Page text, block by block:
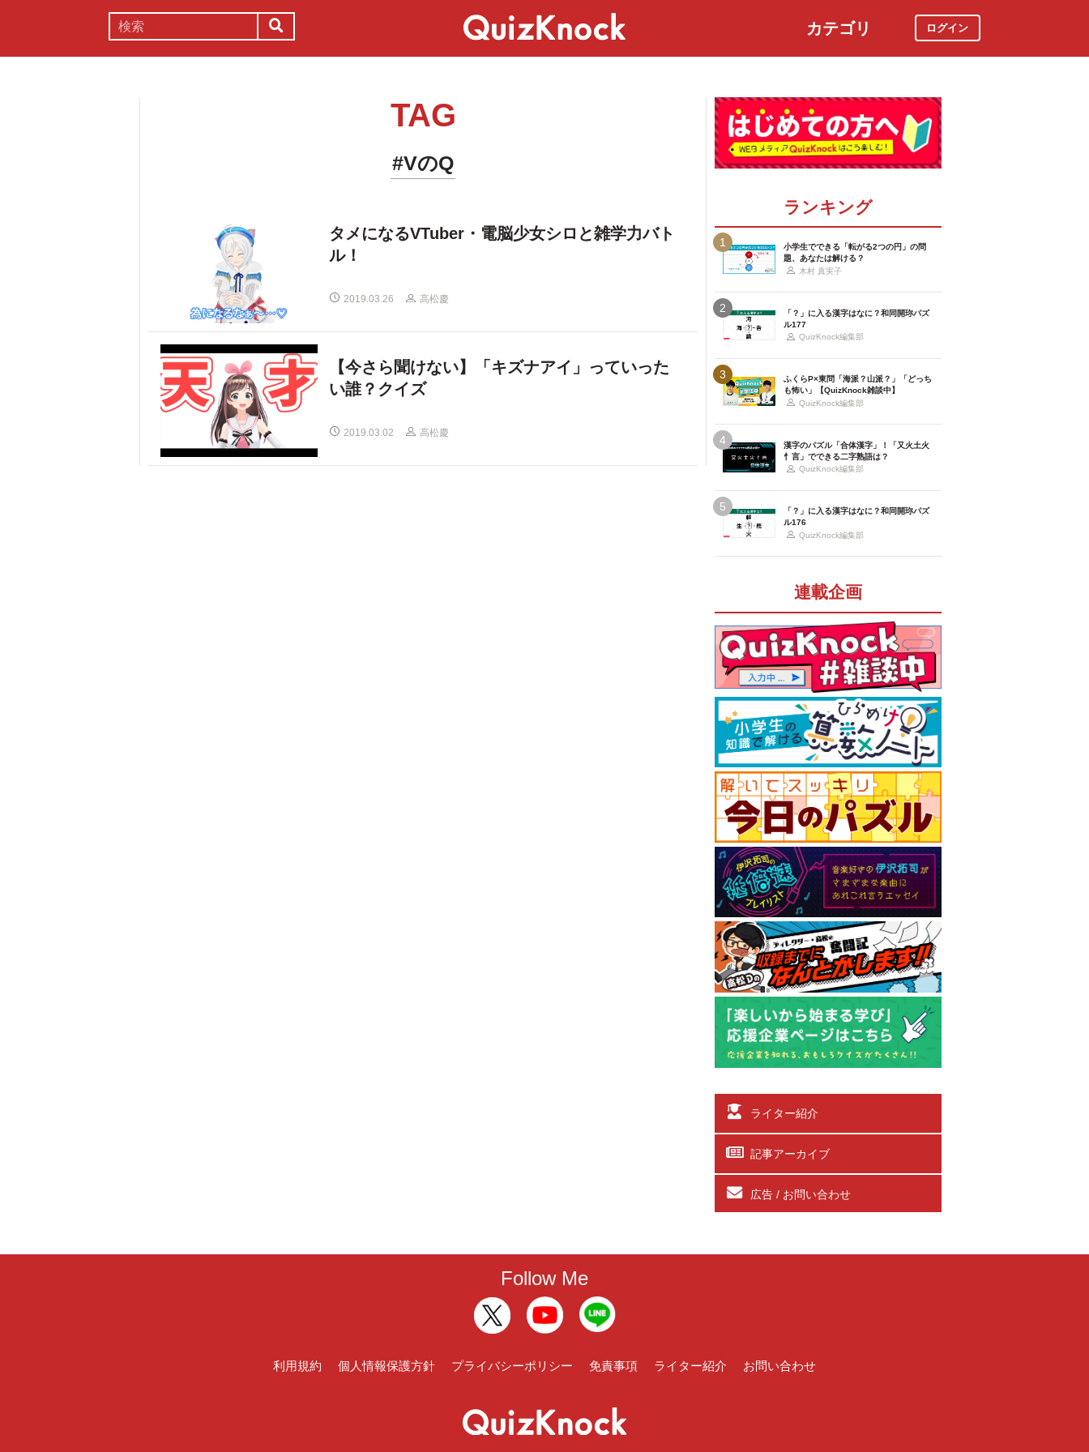
カテゴリ ログイン
TAG
#VのQ
タメになるVTuber・電脳少女シロと雑学力バト
ル！
2019.03.26 高松慶
【今さら聞けない】「キズナアイ」っていった
い誰？クイズ
2019.03.02 高松慶
ランキング
1
小学生でできる「転がる2つの円」の問
題、あなたは解ける？
木村 真実子
2
「？」に入る漢字はなに？和同開珎パズ
ル177
QuizKnock編集部
3
ふくらP×東問「海派？山派？」「どっち
も怖い」【QuizKnock雑談中】
QuizKnock編集部
4
漢字のパズル「合体漢字」！「又火土火
忄言」でできる二字熟語は？
QuizKnock編集部
5
「？」に入る漢字はなに？和同開珎パズ
ル176
QuizKnock編集部
連載企画
ライター紹介
記事アーカイブ
広告 / お問い合わせ
Follow Me
利用規約 個人情報保護方針 プライバシーポリシー 免責事項 ライター紹介 お問い合わせ